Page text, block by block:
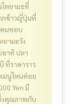
ทยามะที่
กข้าวญี่ปุ่นที่
คนชอบ
ยามะวัง
าทิ ปลา
ที่ราคาราว
มนูไหนค่อย
Yen มี
งคุณภาพกับ